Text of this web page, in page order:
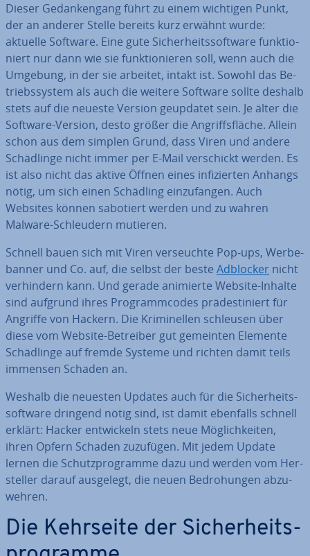
Dieser Ge­dan­ken­gang führt zu einem wichtigen Punkt,
der an anderer Stelle bereits kurz erwähnt wurde:
aktuelle Software. Eine gute Si­cher­heits­soft­ware funk­tio­
niert nur dann wie sie funk­tio­nie­ren soll, wenn auch die
Umgebung, in der sie arbeitet, intakt ist. Sowohl das Be­
triebs­sys­tem als auch die weitere Software sollte deshalb
stets auf die neueste Version geupdatet sein. Je älter die
Software-Version, desto größer die An­griffs­flä­che. Allein
schon aus dem simplen Grund, dass Viren und andere
Schäd­lin­ge nicht immer per E-Mail ver­schickt werden. Es
ist also nicht das aktive Öffnen eines in­fi­zier­ten Anhangs
nötig, um sich einen Schädling ein­zu­fan­gen. Auch
Websites können sabotiert werden und zu wahren
Malware-Schleu­dern mutieren.
Schnell bauen sich mit Viren ver­seuch­te Pop-ups, Wer­be­
ban­ner und Co. auf, die selbst der beste Adblocker nicht
ver­hin­dern kann. Und gerade animierte Website-Inhalte
sind aufgrund ihres Pro­gramm­codes prä­de­sti­niert für
Angriffe von Hackern. Die Kri­mi­nel­len schleusen über
diese vom Website-Betreiber gut gemeinten Elemente
Schäd­lin­ge auf fremde Systeme und richten damit teils
immensen Schaden an.
Weshalb die neuesten Updates auch für die Si­cher­heits­
soft­ware dringend nötig sind, ist damit ebenfalls schnell
erklärt: Hacker ent­wi­ckeln stets neue Mög­lich­kei­ten,
ihren Opfern Schaden zuzufügen. Mit jedem Update
lernen die Schutz­pro­gram­me dazu und werden vom Her­
stel­ler darauf ausgelegt, die neuen Be­dro­hun­gen ab­zu­
weh­ren.
Die Kehrseite der Si­cher­heits­